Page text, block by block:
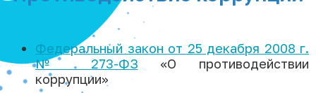
Федеральный закон от 25 декабря 2008 г.
№ 273-ФЗ «О противодействии
коррупции»